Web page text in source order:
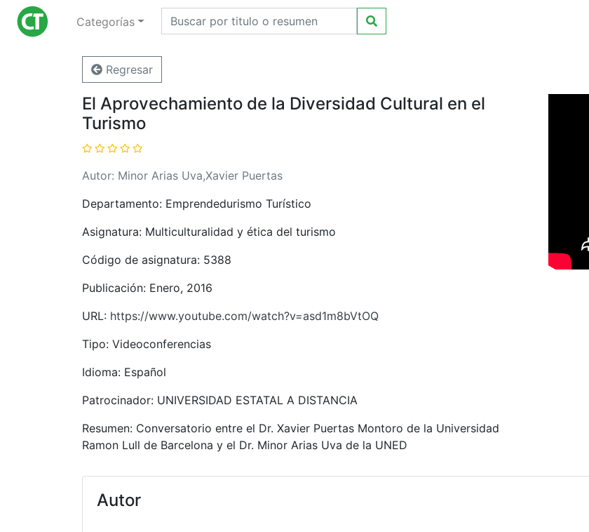
Categorías
Regresar
El Aprovechamiento de la Diversidad Cultural en el
Turismo
Autor: Minor Arias Uva,Xavier Puertas
Departamento: Emprendedurismo Turístico
Asignatura: Multiculturalidad y ética del turismo
Código de asignatura: 5388
Publicación: Enero, 2016
URL: https://www.youtube.com/watch?v=asd1m8bVtOQ
Tipo: Videoconferencias
Idioma: Español
Patrocinador: UNIVERSIDAD ESTATAL A DISTANCIA
Resumen: Conversatorio entre el Dr. Xavier Puertas Montoro de la Universidad
Ramon Lull de Barcelona y el Dr. Minor Arias Uva de la UNED
Autor